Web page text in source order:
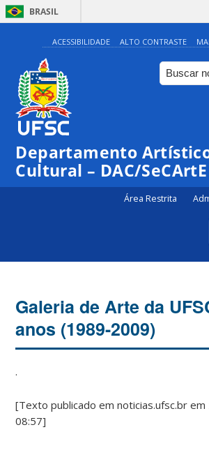
BRASIL
ACESSIBILIDADE ALTO CONTRASTE
Departamento
Cultural – DAC/SeCArtE
Área Restrita
Galeria de Arte da
anos (1989-2009)
.
[Texto publicado em noticias.ufsc.br em
08:57]